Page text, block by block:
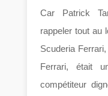
Car Patrick
rappeler tout au
Scuderia
Ferrari, était
compétiteur